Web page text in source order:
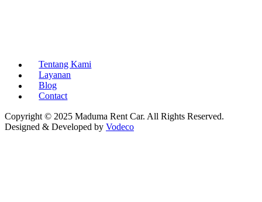
Tentang Kami
Layanan
Blog
Contact
Copyright © 2025 Maduma Rent Car. All Rights Reserved.
Designed & Developed by Vodeco